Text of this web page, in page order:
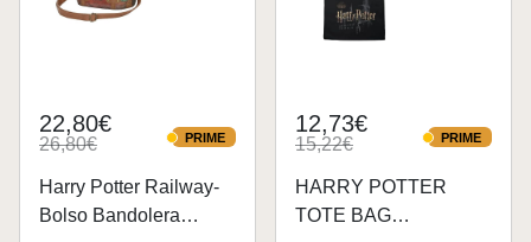
22,80€
26,80€ PRIME
PRIME
Harry Potter Railway-
Bolso Bandolera
12,73€
15,22€ PRIME
PRIME
HARRY POTTER
TOTE BAG